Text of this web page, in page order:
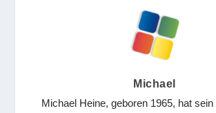
Michael
Michael Heine, geboren 1965, hat